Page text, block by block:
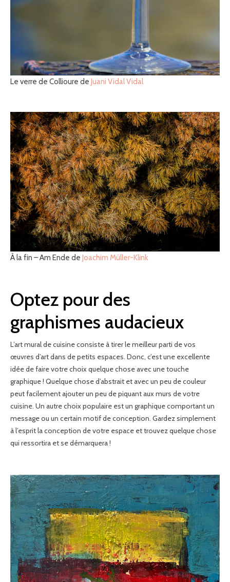
Le verre de Collioure de Juani Vidal Vidal
À la fin – Am Ende de Joachim Müller-Klink
Optez pour des
graphismes audacieux
L’art mural de cuisine consiste à tirer le meilleur parti de vos
œuvres d’art dans de petits espaces. Donc, c’est une excellente
idée de faire votre choix quelque chose avec une touche
graphique ! Quelque chose d’abstrait et avec un peu de couleur
peut facilement ajouter un peu de piquant aux murs de votre
cuisine. Un autre choix populaire est un graphique comportant un
message ou un certain motif de conception. Gardez simplement
à l’esprit la conception de votre espace et trouvez quelque chose
qui ressortira et se démarquera !